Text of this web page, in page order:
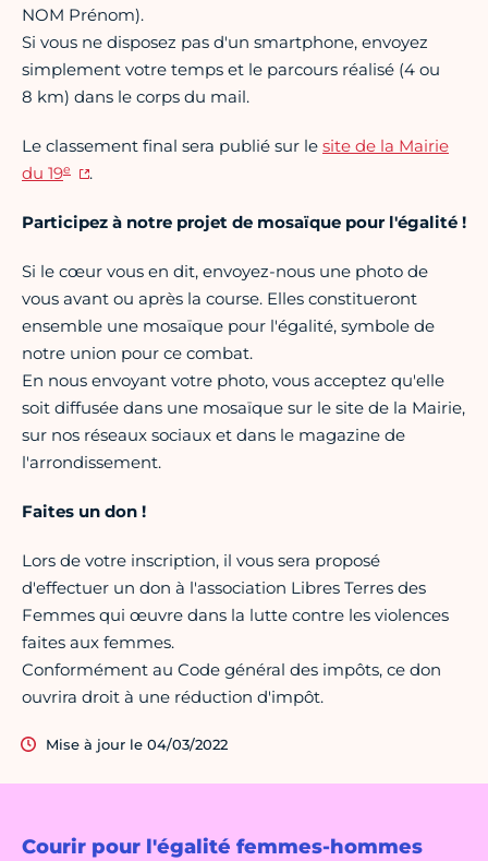
Courir pour l'égalité femmes-hommes
NOM Prénom).
Si vous ne disposez pas d'un smartphone, envoyez
simplement votre temps et le parcours réalisé (4 ou
8 km) dans le corps du mail.
Le classement final sera publié sur le site de la Mairie
du 19e .
Participez à notre projet de mosaïque pour l'égalité !
Si le cœur vous en dit, envoyez-nous une photo de
vous avant ou après la course. Elles constitueront
ensemble une mosaïque pour l'égalité, symbole de
notre union pour ce combat.
En nous envoyant votre photo, vous acceptez qu'elle
soit diffusée dans une mosaïque sur le site de la Mairie,
sur nos réseaux sociaux et dans le magazine de
l'arrondissement.
Faites un don !
Lors de votre inscription, il vous sera proposé
d'effectuer un don à l'association Libres Terres des
Femmes qui œuvre dans la lutte contre les violences
faites aux femmes.
Conformément au Code général des impôts, ce don
ouvrira droit à une réduction d'impôt.
Mise à jour le 04/03/2022